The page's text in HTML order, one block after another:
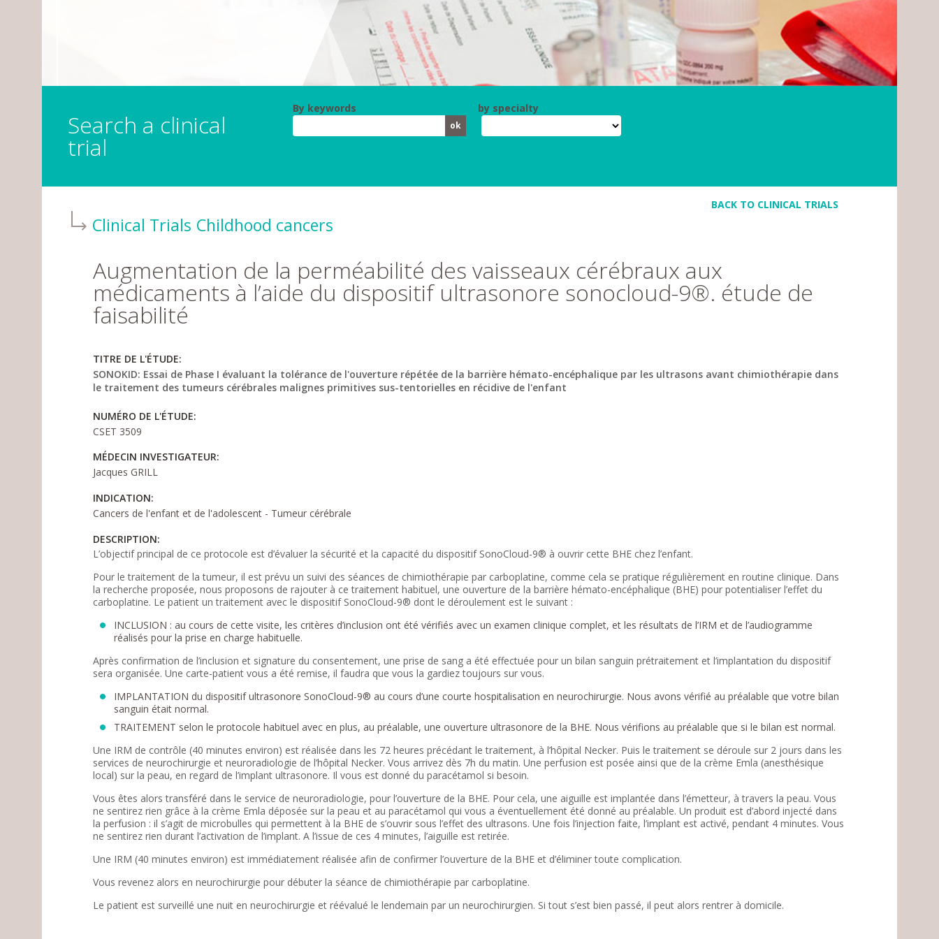
Search a clinical
trial
By keywords by specialty
Clinical Trials Childhood cancers
BACK TO CLINICAL TRIALS
Augmentation de la perméabilité des vaisseaux cérébraux aux
médicaments à l’aide du dispositif ultrasonore sonocloud-9®. étude de
faisabilité
TITRE DE L'ÉTUDE:
SONOKID: Essai de Phase I évaluant la tolérance de l'ouverture répétée de la barrière hémato-encéphalique par les ultrasons avant chimiothérapie dans
le traitement des tumeurs cérébrales malignes primitives sus-tentorielles en récidive de l'enfant
NUMÉRO DE L'ÉTUDE:
CSET 3509
MÉDECIN INVESTIGATEUR:
Jacques GRILL
INDICATION:
Cancers de l'enfant et de l'adolescent - Tumeur cérébrale
DESCRIPTION:
L’objectif principal de ce protocole est d’évaluer la sécurité et la capacité du dispositif SonoCloud-9® à ouvrir cette BHE chez l’enfant.
Pour le traitement de la tumeur, il est prévu un suivi des séances de chimiothérapie par carboplatine, comme cela se pratique régulièrement en routine clinique. Dans
la recherche proposée, nous proposons de rajouter à ce traitement habituel, une ouverture de la barrière hémato-encéphalique (BHE) pour potentialiser l’effet du
carboplatine. Le patient un traitement avec le dispositif SonoCloud-9® dont le déroulement est le suivant :
INCLUSION : au cours de cette visite, les critères d’inclusion ont été vérifiés avec un examen clinique complet, et les résultats de l’IRM et de l’audiogramme
réalisés pour la prise en charge habituelle.
Après confirmation de l’inclusion et signature du consentement, une prise de sang a été effectuée pour un bilan sanguin prétraitement et l’implantation du dispositif
sera organisée. Une carte-patient vous a été remise, il faudra que vous la gardiez toujours sur vous.
IMPLANTATION du dispositif ultrasonore SonoCloud-9® au cours d’une courte hospitalisation en neurochirurgie. Nous avons vérifié au préalable que votre bilan
sanguin était normal.
TRAITEMENT selon le protocole habituel avec en plus, au préalable, une ouverture ultrasonore de la BHE. Nous vérifions au préalable que si le bilan est normal.
Une IRM de contrôle (40 minutes environ) est réalisée dans les 72 heures précédant le traitement, à l’hôpital Necker. Puis le traitement se déroule sur 2 jours dans les
services de neurochirurgie et neuroradiologie de l’hôpital Necker. Vous arrivez dès 7h du matin. Une perfusion est posée ainsi que de la crème Emla (anesthésique
local) sur la peau, en regard de l’implant ultrasonore. Il vous est donné du paracétamol si besoin.
Vous êtes alors transféré dans le service de neuroradiologie, pour l’ouverture de la BHE. Pour cela, une aiguille est implantée dans l’émetteur, à travers la peau. Vous
ne sentirez rien grâce à la crème Emla déposée sur la peau et au paracétamol qui vous a éventuellement été donné au préalable. Un produit est d’abord injecté dans
la perfusion : il s’agit de microbulles qui permettent à la BHE de s’ouvrir sous l’effet des ultrasons. Une fois l’injection faite, l’implant est activé, pendant 4 minutes. Vous
ne sentirez rien durant l’activation de l’implant. A l’issue de ces 4 minutes, l’aiguille est retirée.
Une IRM (40 minutes environ) est immédiatement réalisée afin de confirmer l’ouverture de la BHE et d’éliminer toute complication.
Vous revenez alors en neurochirurgie pour débuter la séance de chimiothérapie par carboplatine.
Le patient est surveillé une nuit en neurochirurgie et réévalué le lendemain par un neurochirurgien. Si tout s’est bien passé, il peut alors rentrer à domicile.